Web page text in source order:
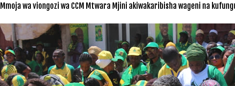
Mmoja wa viongozi wa CCM Mtwara Mjini akiwakaribisha wageni na